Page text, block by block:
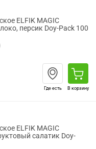
ELFIK MAGIC
персик Doy-Pack 100
Где есть В корзину
ELFIK MAGIC
салатик Doy-